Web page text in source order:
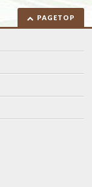
PAGETOP